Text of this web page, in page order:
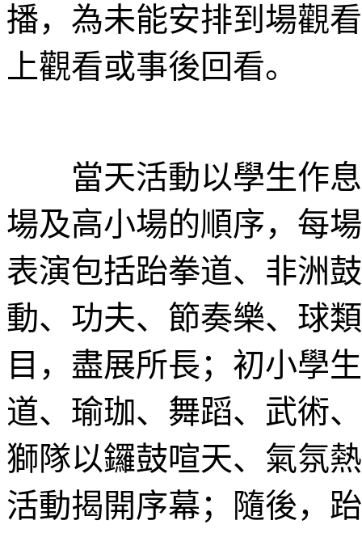
播，為未能安排到場觀
上觀看或事後回看。
當天活動以學生作息
場及高小場的順序，每
表演包括跆拳道、非洲
動、功夫、節奏樂、球
目，盡展所長；初小學
道、瑜珈、舞蹈、武術
獅隊以鑼鼓喧天、氣氛
活動揭開序幕；隨後，